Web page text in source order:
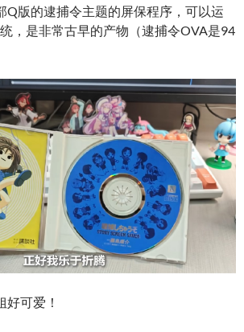
Q版的逮捕令主题的屏保程序，可以运
，是非常古早的产物（逮捕令OVA是94
好可爱！